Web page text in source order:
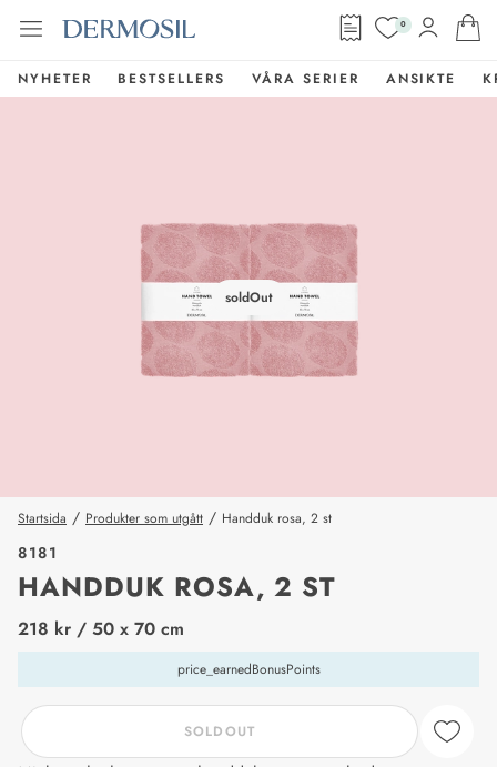
0
NYHETER BESTSELLERS VÅRA SERIER ANSIKTE
soldOut
Startsida / Produkter som utgått / Handduk rosa, 2 st
8181
HANDDUK ROSA, 2 ST
price_label
218 kr / 50 x 70 cm
price_earnedBonusPoints
SOLDOUT